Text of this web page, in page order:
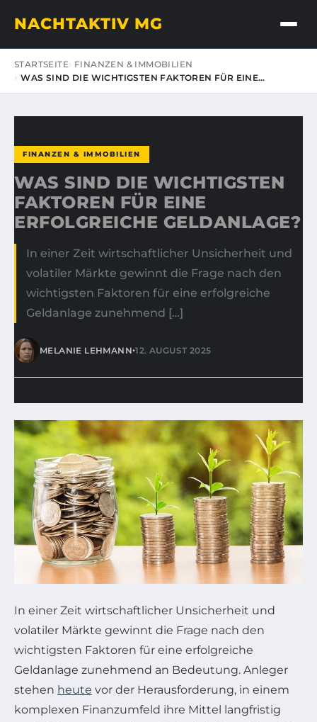
NACHTAKTIV MG
STARTSEITE FINANZEN & IMMOBILIEN
WAS SIND DIE WICHTIGSTEN FAKTOREN FÜR EINE…
FINANZEN & IMMOBILIEN
WAS SIND DIE WICHTIGSTEN
FAKTOREN FÜR EINE
ERFOLGREICHE GELDANLAGE?
In einer Zeit wirtschaftlicher Unsicherheit und
volatiler Märkte gewinnt die Frage nach den
wichtigsten Faktoren für eine erfolgreiche
Geldanlage zunehmend […]
MELANIE LEHMANN•12. AUGUST 2025
In einer Zeit wirtschaftlicher Unsicherheit und
volatiler Märkte gewinnt die Frage nach den
wichtigsten Faktoren für eine erfolgreiche
Geldanlage zunehmend an Bedeutung. Anleger
stehen heute vor der Herausforderung, in einem
komplexen Finanzumfeld ihre Mittel langfristig